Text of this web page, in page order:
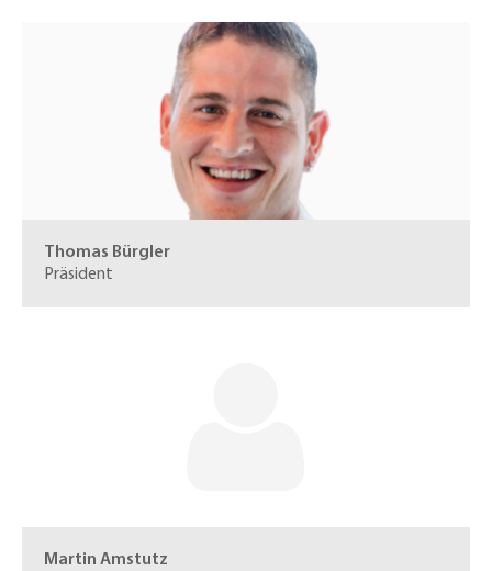
Thomas Bürgler
Präsident
Martin Amstutz